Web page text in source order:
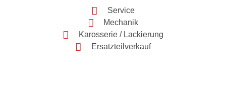
Service
Mechanik
Karosserie / Lackierung
Ersatzteilverkauf